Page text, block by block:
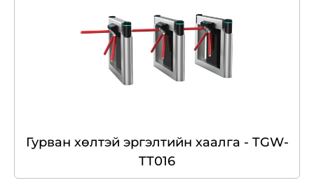
Гурван хөлтэй эргэлтийн хаалга - TGW-
TT016